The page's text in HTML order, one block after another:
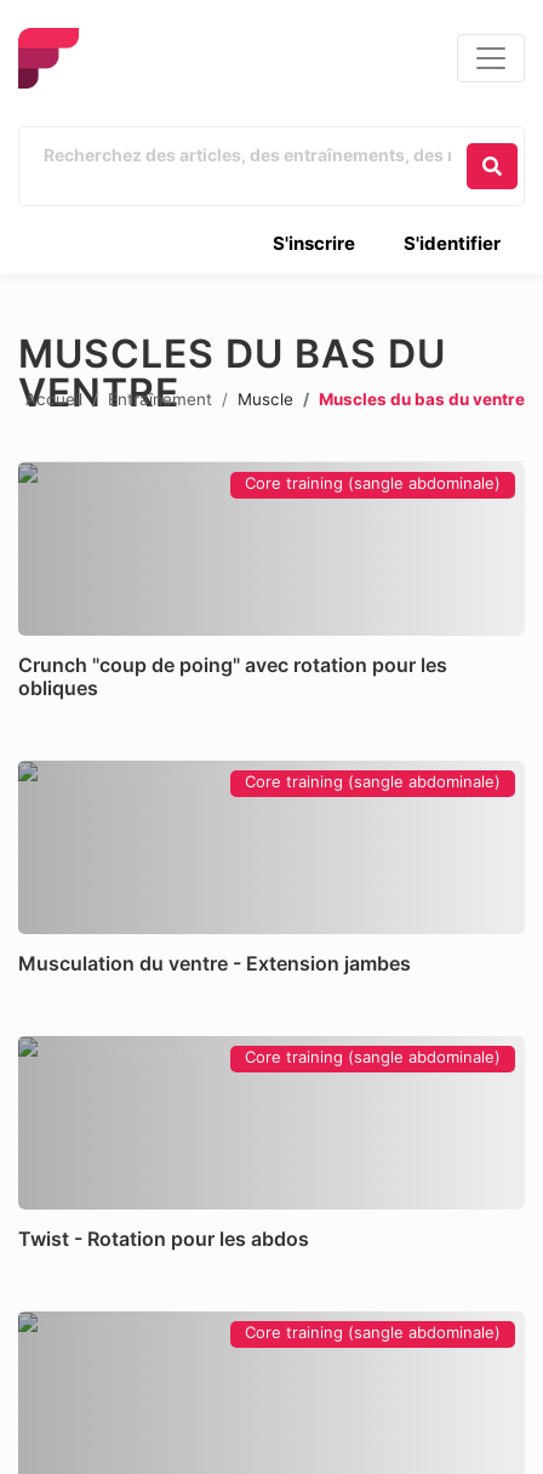
S'identifier
S'inscrire
MUSCLES DU BAS DU
VENTRE
Accueil Entraînement Muscle Muscles du bas du ventre
Core training (sangle abdominale)
Crunch "coup de poing" avec rotation pour les
obliques
Core training (sangle abdominale)
Musculation du ventre - Extension jambes
Core training (sangle abdominale)
Twist - Rotation pour les abdos
Core training (sangle abdominale)